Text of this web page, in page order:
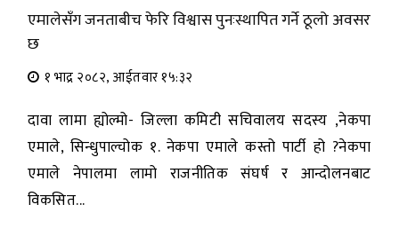
एमालेसँग जनताबीच फेरि विश्वास पुनःस्थापित गर्ने ठूलो अवसर
छ
१ भाद्र २०८२, आईतवार १५:३२
दावा लामा ह्योल्मो- जिल्ला कमिटी सचिवालय सदस्य ,नेकपा
एमाले, सिन्धुपाल्चोक १. नेकपा एमाले कस्तो पार्टी हो ?नेकपा
एमाले नेपालमा लामो राजनीतिक संघर्ष र आन्दोलनबाट
विकसित...